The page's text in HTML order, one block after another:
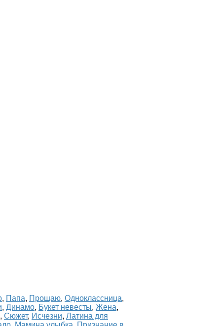
, Папа, Прощаю, Одноклассница,
, Динамо, Букет невесты, Жена,
, Сюжет, Исчезни, Латина для